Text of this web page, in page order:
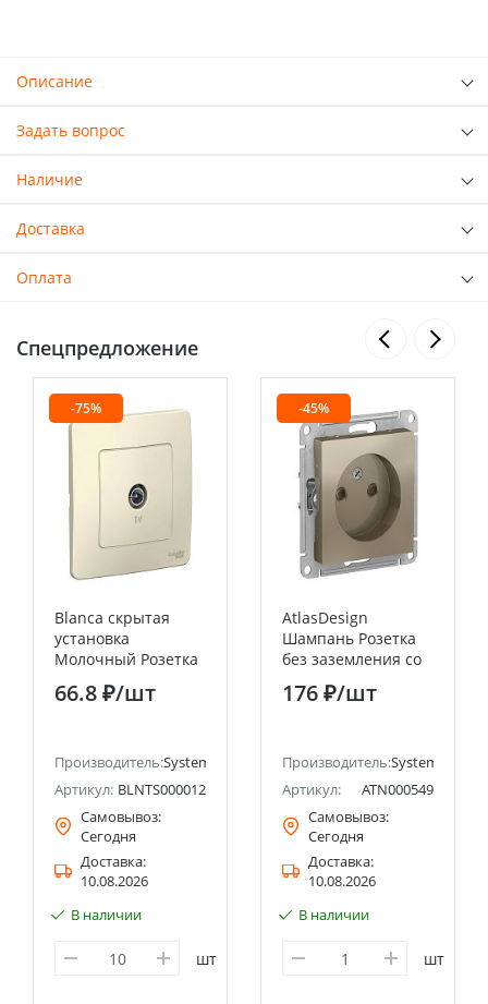
Описание
Задать вопрос
Наличие
Доставка
Оплата
Спецпредложение
(ранее Schneider Electric)
-75%
Blanca скрытая
установка
Молочный Розетка
TV Systeme Electric
(Schneider Electric)
66.8 ₽/шт
Производитель:Systeme Electric (ранее Schneider Electric)
Артикул: BLNTS000012
Самовывоз:
Сегодня
Доставка:
10.08.2026
В наличии
шт
-45%
AtlasDesign
Шампань Розетка
без заземления со
шторками 16А
Systeme Electric
176 ₽/шт
Производитель:Systeme
Артикул:
ATN000549
Самовывоз:
Сегодня
Доставка:
10.08.2026
В наличии
шт